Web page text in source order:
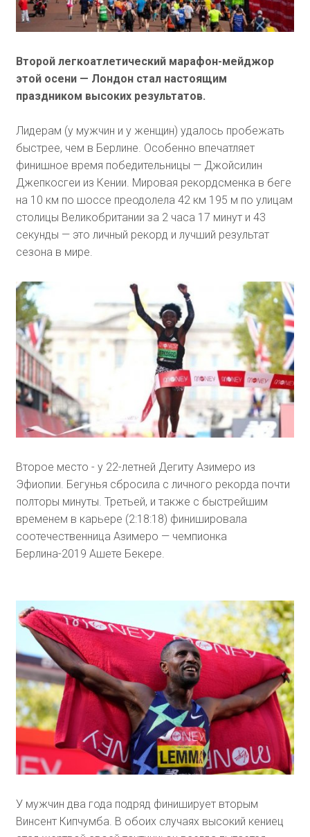
Второй легкоатлетический марафон-мейджор
этой осени — Лондон стал настоящим
праздником высоких результатов.
Лидерам (у мужчин и у женщин) удалось пробежать
быстрее, чем в Берлине. Особенно впечатляет
финишное время победительницы — Джойсилин
Джепкосгеи из Кении. Мировая рекордсменка в беге
на 10 км по шоссе преодолела 42 км 195 м по улицам
столицы Великобритании за 2 часа 17 минут и 43
секунды — это личный рекорд и лучший результат
сезона в мире.
Второе место - у 22-летней Дегиту Азимеро из
Эфиопии. Бегунья сбросила с личного рекорда почти
полторы минуты. Третьей, и также с быстрейшим
временем в карьере (2:18:18) финишировала
соотечественница Азимеро — чемпионка
Берлина-2019 Ашете Бекере.
У мужчин два года подряд финиширует вторым
Винсент Кипчумба. В обоих случаях высокий кениец